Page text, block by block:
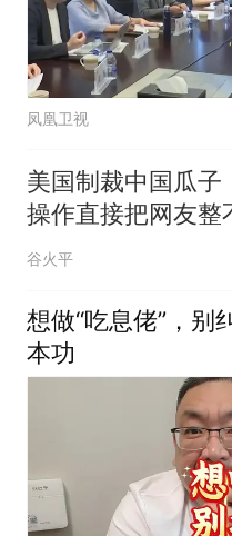
凤凰卫视
美国制裁中国瓜子
操作直接把网友整
02
谷火平
想做“吃息佬”，别
本功